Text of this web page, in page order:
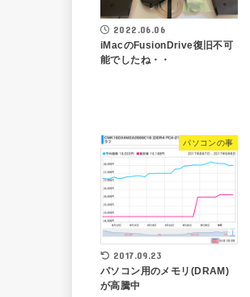
2022.06.06
iMacのFusionDrive復旧不可
能でしたね・・
パソコンの事
2017.09.23
パソコン用のメモリ(DRAM)
が高騰中